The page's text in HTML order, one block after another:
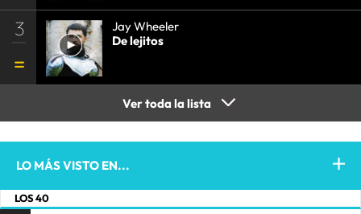
3
Jay Wheeler
De lejitos
Ver toda la lista
LO MÁS VISTO EN...
LOS 40